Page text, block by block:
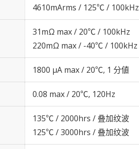
4610mArms / 125℃ / 100kHz
31mΩ max / 20℃ / 100kHz
220mΩ max / -40℃ / 100kHz
1800 μA max / 20℃, 1 分値
0.08 max / 20℃, 120Hz
135℃ / 2000hrs / 叠加纹波
125℃ / 3000hrs / 叠加纹波